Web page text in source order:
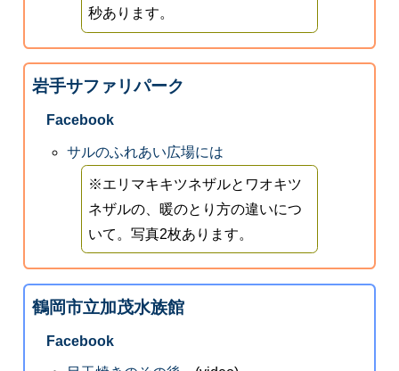
秒あります。
岩手サファリパーク
Facebook
サルのふれあい広場には
※エリマキキツネザルとワオキツ
ネザルの、暖のとり方の違いにつ
いて。写真2枚あります。
鶴岡市立加茂水族館
Facebook